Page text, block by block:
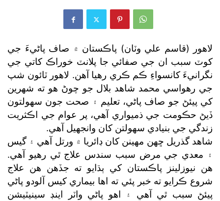
لاهور (قاسم علي وٽان) پاڪستان ۾ صاف پاڻيءَ جي
کوٽ سبب ان جي صفائي جا پلانٽ خوراڪ کاتي جي
نگرانيءَ کانسواءِ ڪم ڪري رهيا آهن. لاهور ٽائون شپ
جي رهواسي محمد شاهد بلال جو چوڻ هو ته شهرين
کي پيئڻ جو صاف پاڻي، تعليم ۽ صحت جون سهولتون
ڏيڻ حڪومت جي ذميواري آهي، پر عوام جي اڪثريت
زندگي جي بنيادي سهولتن کان وانجهيل آهي.
شاهد گذريل ڇهن مهينن کان ڊائريا ۾ ورتل آهي ۽ گيس
۽ معدي جي مرض سبب سندس علاج ٿي رهيو آهي.
هن نيوزلينز پاڪستان کي ٻڌايو ته جڏهن هن علاج
شروع ڪرايو ته خبر پئي ته اها بيماري کيس آلودو پاڻي
پيئڻ سبب ٿي آهي ۽ اهو پاڻي واٽر اينڊ سينيٽيشن